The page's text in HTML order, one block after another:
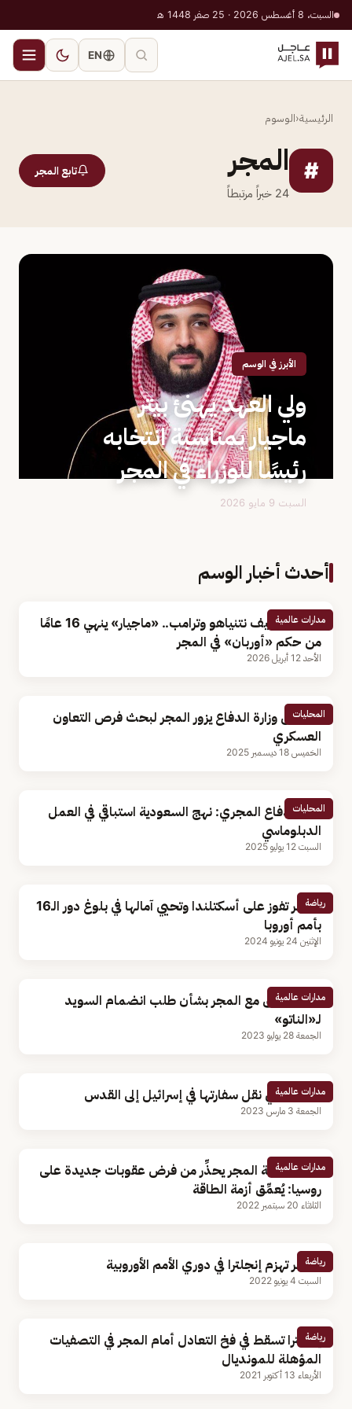
السبت، 8 أغسطس 2026 · 25 صفر 1448 هـ
EN
الرئيسية‹الوسوم
# المجر
24 خبراً مرتبطاً
تابع المجر
الأبرز في الوسم
ولي العهد يهنئ بيتر
ماجيار بمناسبة انتخابه
رئيسًا للوزراء في المجر
السبت 9 مايو 2026
أحدث أخبار الوسم
مدارات عالمية
خسارة حليف نتنياهو وترامب.. «ماجيار» ينهي 16 عامًا
من حكم «أوربان» في المجر
الأحد 12 أبريل 2026
المحليات
وفد من وزارة الدفاع يزور المجر لبحث فرص التعاون
العسكري
الخميس 18 ديسمبر 2025
المحليات
وزير الدفاع المجري: نهج السعودية استباقي في العمل
الدبلوماسي
السبت 12 يوليو 2025
رياضة
المجر تفوز على أسكتلندا وتحيي آمالها في بلوغ دور الـ16
بأمم أوروبا
الإثنين 24 يونيو 2024
مدارات عالمية
تركيا: ننسق مع المجر بشأن طلب انضمام السويد
لـ«الناتو»
الجمعة 28 يوليو 2023
مدارات عالمية
المجر تنفي نقل سفارتها في إسرائيل إلى القدس
الجمعة 3 مارس 2023
مدارات عالمية
وزير خارجية المجر يحذِّر من فرض عقوبات جديدة على
روسيا: يُعمِّق أزمة الطاقة
الثلاثاء 20 سبتمبر 2022
رياضة
المجر تهزم إنجلترا في دوري الأمم الأوروبية
السبت 4 يونيو 2022
رياضة
إنجلترا تسقط في فخ التعادل أمام المجر في التصفيات
المؤهلة للمونديال
الأربعاء 13 أكتوبر 2021